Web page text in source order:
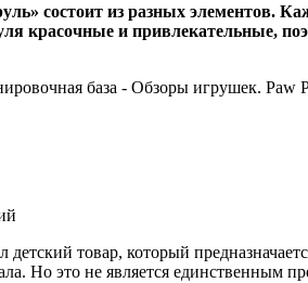
состоит из разных элементов.
красочные и привлекательные,
детский товар, который
Но это не является единственным